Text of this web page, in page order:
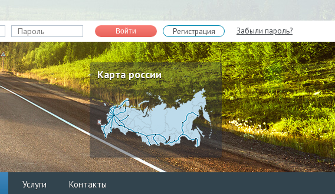
Войти Регистрация Забыли пароль?
Карта россии
Услуги Контакты